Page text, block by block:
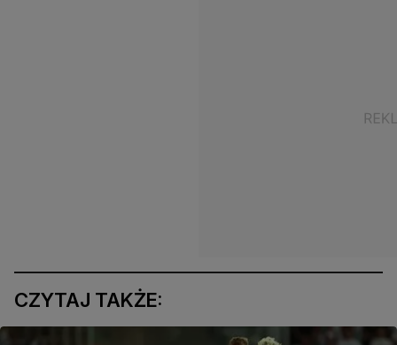
CZYTAJ TAKŻE: